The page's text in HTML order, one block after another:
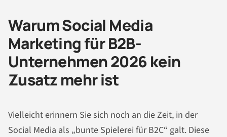
Warum Social Media
Marketing für B2B-
Unternehmen 2026 kein
Zusatz mehr ist
Vielleicht erinnern Sie sich noch an die Zeit, in der
Social Media als „bunte Spielerei für B2C“ galt. Diese